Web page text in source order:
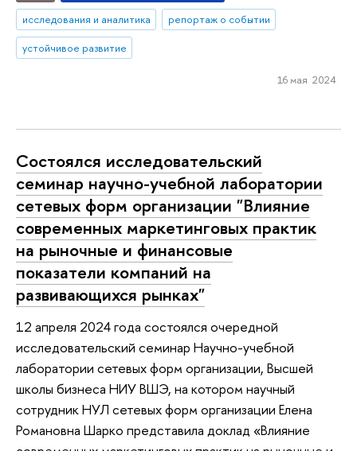
исследования и аналитика
репортаж о событии
устойчивое развитие
16 мая 2024
Состоялся исследовательский
семинар научно-учебной лаборатории
сетевых форм организации "Влияние
современных маркетинговых практик
на рыночные и финансовые
показатели компаний на
развивающихся рынках"
12 апреля 2024 года состоялся очередной
исследовательский семинар Научно-учебной
лаборатории сетевых форм организации, Высшей
школы бизнеса НИУ ВШЭ, на котором научный
сотрудник НУЛ сетевых форм организации Елена
Романовна Шарко представила доклад «Влияние